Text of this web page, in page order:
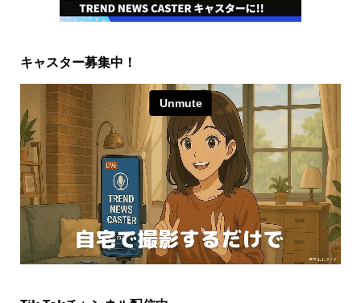
キャスター募集中！